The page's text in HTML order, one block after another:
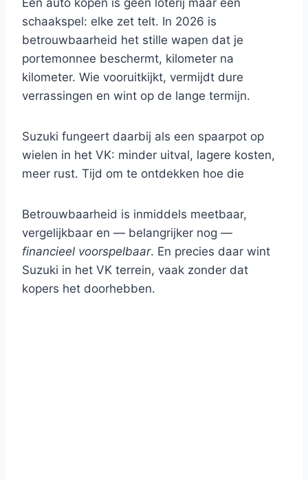
Een auto kopen is geen loterij maar een
schaakspel: elke zet telt. In 2026 is
betrouwbaarheid het stille wapen dat je
portemonnee beschermt, kilometer na
kilometer. Wie vooruitkijkt, vermijdt dure
verrassingen en wint op de lange termijn.
Suzuki fungeert daarbij als een spaarpot op
wielen in het VK: minder uitval, lagere kosten,
meer rust. Tijd om te ontdekken hoe die
Betrouwbaarheid is inmiddels meetbaar,
vergelijkbaar en — belangrijker nog —
financieel voorspelbaar. En precies daar wint
Suzuki in het VK terrein, vaak zonder dat
kopers het doorhebben.